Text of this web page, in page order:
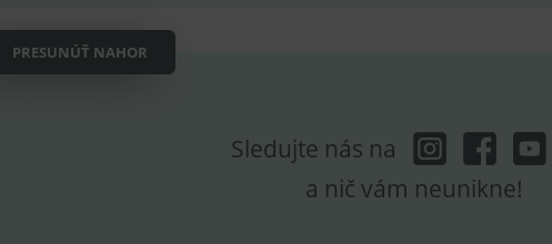
PRESUNÚŤ NAHOR
Sledujte nás na
a nič vám neunikne!